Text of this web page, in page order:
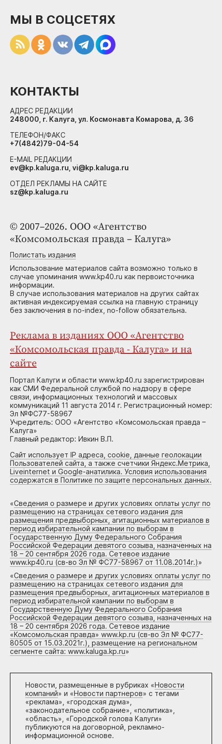
© 2007–2026. ООО «Агентство
«Комсомольская правда – Калуга»
Полистать издания
Использование материалов сайта возможно только в
случае упоминания www.kp40.ru как первоисточника
информации.
В случае использования материалов на других сайтах
активная индексируемая ссылка на главную страницу
без заключения в no-index, no-follow обязательна.
Реклама в изданиях ООО «Агентство
«Комсомольская правда - Калуга» и на
сайте
Портал Калуги и области www.kp40.ru зарегистрирован
как СМИ Федеральной службой по надзору в сфере
связи, информационных технологий и массовых
коммуникаций 11 августа 2014 г. Регистрационный номер:
Эл №ФС77-58967
Учредитель: ООО «Агентство «Комсомольская правда –
Калуга»
Главный редактор: Ивкин В.П.
Сайт использует IP адреса, cookie, данные геолокации
Пользователей сайта, а также счетчики Яндекс.Метрика,
Liveinternet и Google-анатилика. Условия использования
содержатся в Политике по защите персональных данных.
«Сведения о размере и других условиях оплаты услуг по
размещению на страницах сетевого издания для
размещения предвыборных, агитационных материалов в
период избирательной кампании по выборам в
Государственную Думу Федерального Собрания
Российской Федерации девятого созыва, назначенных на
18 – 20 сентября 2026 года. Сетевое издание
www.kp40.ru (св-во Эл № ФС77-58967 от 11.08.2014г.)»
«Сведения о размере и других условиях оплаты услуг по
размещению на страницах сетевого издания для
размещения предвыборных, агитационных материалов в
период избирательной кампании по выборам в
Государственную Думу Федерального Собрания
Российской Федерации девятого созыва, назначенных на
18 – 20 сентября 2026 года. Сетевое издание
«Комсомольская правда» www.kp.ru (св-во Эл № ФС77-
80505 от 15.03.2021г.), размещение на региональном
сегменте сайта: www.kaluga.kp.ru»
Новости, размещенные в рубриках «Новости
компаний» и «Новости партнеров» с тегами
«реклама», «городская дума»,
«законодательное собрание», «политика»,
«область», «Городской голова Калуги»
публикуются на договорной, рекламно-
информационной основе.
МЫ В СОЦСЕТЯХ
КОНТАКТЫ
АДРЕС РЕДАКЦИИ
248000, г. Калуга, ул. Космонавта Комарова, д. 36
ТЕЛЕФОН/ФАКС
+7(4842)79-04-54
E-MAIL РЕДАКЦИИ
ev@kp.kaluga.ru, vi@kp.kaluga.ru
ОТДЕЛ РЕКЛАМЫ НА САЙТЕ
sz@kp.kaluga.ru